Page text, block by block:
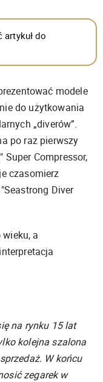
do
modele
do użytkowania
„diverów”.
po raz pierwszy
Super Compressor,
czasomierz
Diver
a
na rynku 15 lat
kolejna szalona
W końcu
zegarek w